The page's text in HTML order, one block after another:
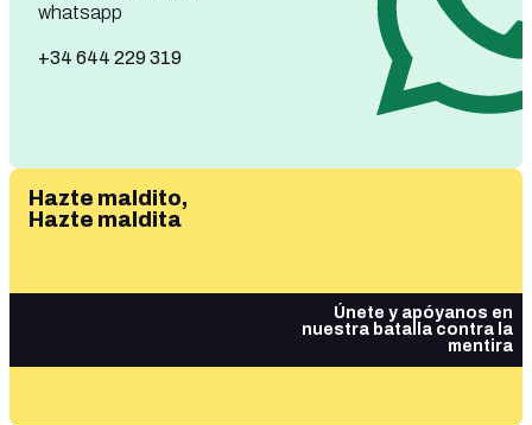
whatsapp
+34 644 229 319
Hazte maldito,
Hazte maldita
Únete y apóyanos en
nuestra batalla contra la
mentira